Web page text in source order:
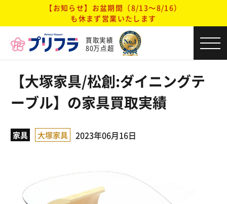
【お知らせ】お盆期間（8/13～8/16）
も休まず営業いたします
買取実績
80万点超
【大塚家具/松創:ダイニングテ
ーブル】の家具買取実績
家具 大塚家具 2023年06月16日